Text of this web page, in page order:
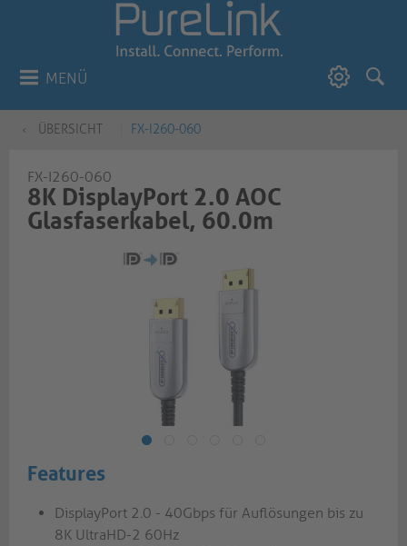
MENÜ
ÜBERSICHT FX-I260-060
FX-I260-060
8K DisplayPort 2.0 AOC
Glasfaserkabel, 60.0m
Features
DisplayPort 2.0 - 40Gbps für Auflösungen bis zu
8K UltraHD-2 60Hz